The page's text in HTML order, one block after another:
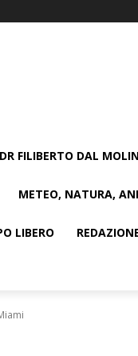
FILIBERTO DAL MOLIN
METEO, NATURA,
LIBERO